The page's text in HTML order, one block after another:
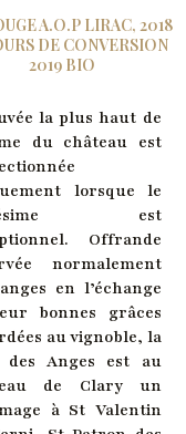
A.O.P LIRAC, 2018
DE CONVERSION
2019 BIO
la plus haut de
du château est
lorsque le
est
Offrande
normalement
en l’échange
bonnes grâces
au vignoble, la
des Anges est au
de Clary un
à St Valentin